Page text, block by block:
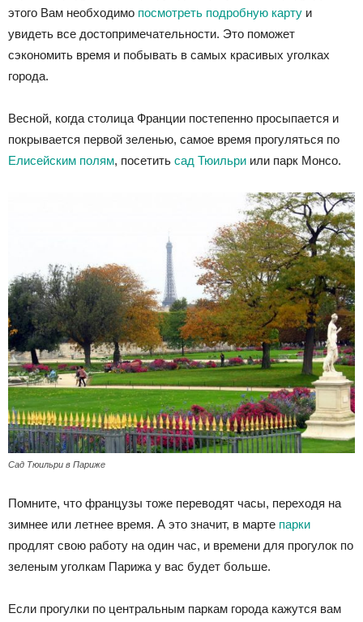
этого Вам необходимо посмотреть подробную карту и
увидеть все достопримечательности. Это поможет
сэкономить время и побывать в самых красивых уголках
города.
Весной, когда столица Франции постепенно просыпается и
покрывается первой зеленью, самое время прогуляться по
Елисейским полям, посетить сад Тюильри или парк Монсо.
Cад Тюильри в Париже
Помните, что французы тоже переводят часы, переходя на
зимнее или летнее время. А это значит, в марте парки
продлят свою работу на один час, и времени для прогулок по
зеленым уголкам Парижа у вас будет больше.
Если прогулки по центральным паркам города кажутся вам